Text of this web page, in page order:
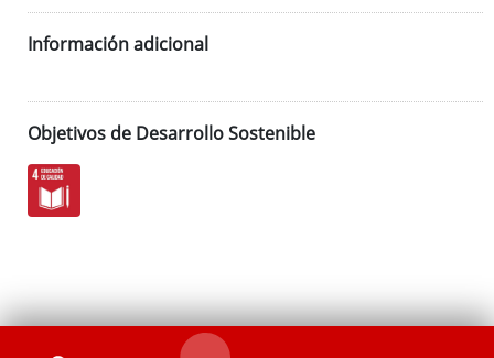
Información adicional
Objetivos de Desarrollo Sostenible